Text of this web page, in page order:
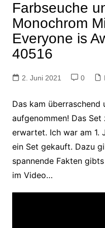
Farbseuche
Monochrom
Everyone is
40516
2. Juni 2021 0
Das kam überraschend
aufgenommen! Das
erwartet. Ich war am 1.
ein Set gekauft. Dazu
spannende Fakten
im Video…